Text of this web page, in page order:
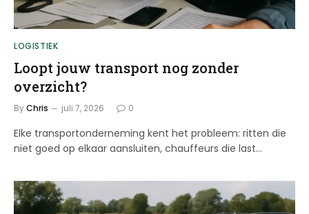
LOGISTIEK
Loopt jouw transport nog zonder
overzicht?
ByChris juli 7, 2026 0
Elke transportonderneming kent het probleem: ritten die
niet goed op elkaar aansluiten, chauffeurs die last…